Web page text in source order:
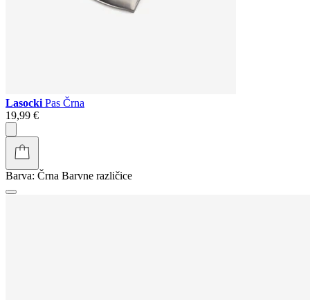
Lasocki Pas Črna
19,99 €
Barva: Črna Barvne različice